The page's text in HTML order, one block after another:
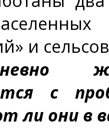
и
с
ли они в